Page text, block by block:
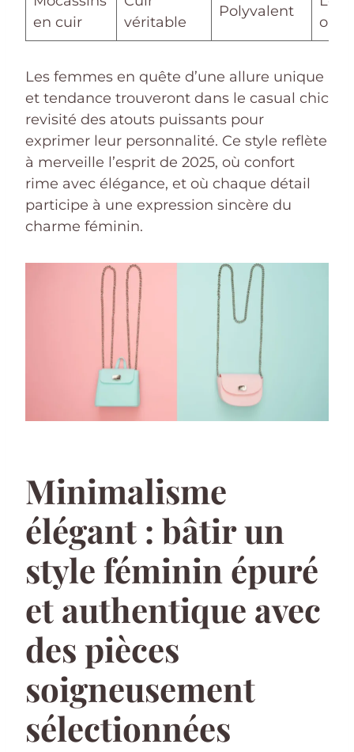
en cuir
véritable
Polyvalent
ou
Les femmes en quête d’une allure unique
et tendance trouveront dans le casual chic
revisité des atouts puissants pour
exprimer leur personnalité. Ce style reflète
à merveille l’esprit de 2025, où confort
rime avec élégance, et où chaque détail
participe à une expression sincère du
charme féminin.
Minimalisme
élégant : bâtir un
style féminin épuré
et authentique avec
des pièces
soigneusement
sélectionnées